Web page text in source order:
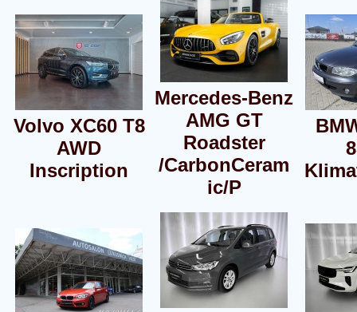
Volvo XC60 T8
AWD
Inscription
Mercedes-Benz
AMG GT
Roadster
/CarbonCeram
ic/P